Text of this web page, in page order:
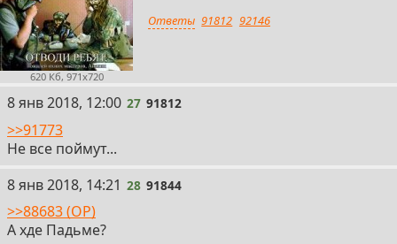
620 Кб, 971x720
Ответы 91812 92146
27
8 янв 2018, 12:00 27 91812
>>91773
Не все поймут...
28
8 янв 2018, 14:21 28 91844
>>88683 (OP)
А хде Падьме?